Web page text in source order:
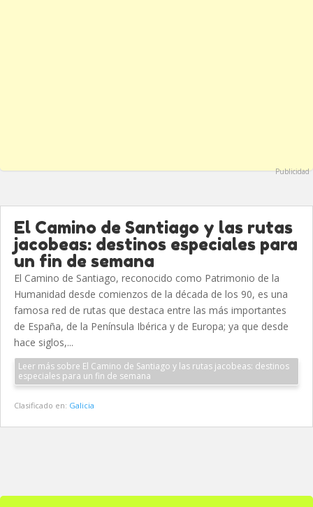
Publicidad
El Camino de Santiago y las rutas
jacobeas: destinos especiales para
un fin de semana
El Camino de Santiago, reconocido como Patrimonio de la
Humanidad desde comienzos de la década de los 90, es una
famosa red de rutas que destaca entre las más importantes
de España, de la Península Ibérica y de Europa; ya que desde
hace siglos,...
Leer más sobre El Camino de Santiago y las rutas jacobeas: destinos
especiales para un fin de semana
Clasificado en: Galicia